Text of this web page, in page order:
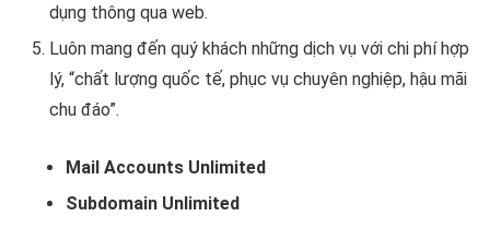
dụng thông qua web.
Luôn mang đến quý khách những dịch vụ với chi phí hợp
lý, “chất lượng quốc tế, phục vụ chuyên nghiệp, hậu mãi
chu đáo”.
Mail Accounts Unlimited
Subdomain Unlimited